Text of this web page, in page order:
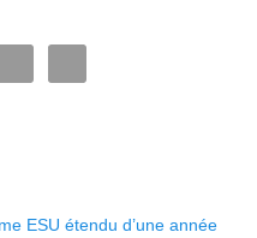
ESU étendu d’une année